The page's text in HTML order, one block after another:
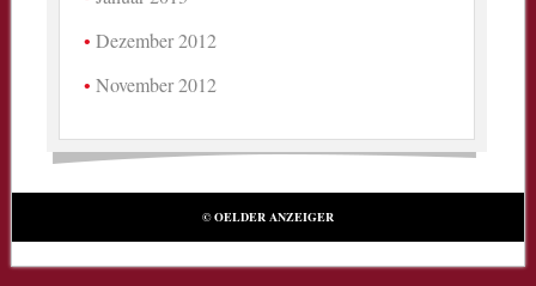
Dezember 2012
November 2012
© OELDER ANZEIGER